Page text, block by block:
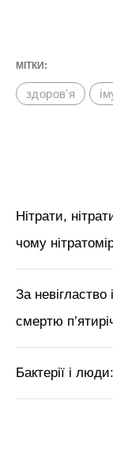
МІТКИ:
здоров'я
Нітрати,
чому
За невігластво
смертю
Бактерії і